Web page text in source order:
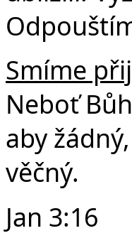
Smíme
Neboť
aby
věčný.
Jan 3:16